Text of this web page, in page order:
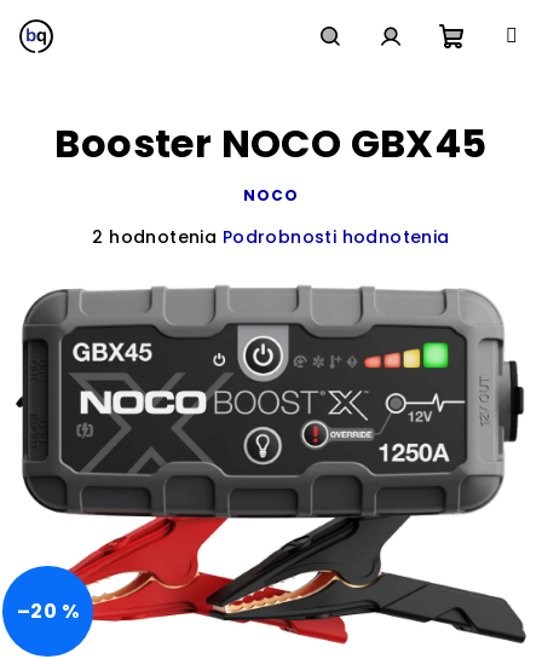
na
obsah
košík
Booster NOCO GBX45
NOCO
Priemerné
produktu
5,0
z
5
hviezdičiek.
2 hodnotenia Podrobnosti hodnotenia
–20 %